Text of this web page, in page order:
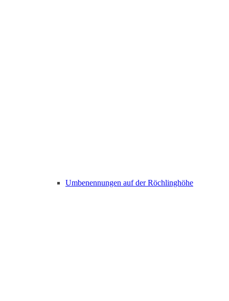
Umbenennungen auf der Röchlinghöhe